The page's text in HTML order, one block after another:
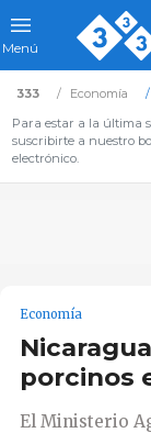
Menú
333 Economía
Para estar a la última
suscribirte a nuestro
electrónico.
Economía
porcinos
El Ministerio